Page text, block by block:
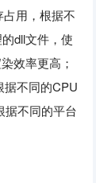
用，根据不
dll文件，使
效率更高；
据不同的CPU
据不同的平台